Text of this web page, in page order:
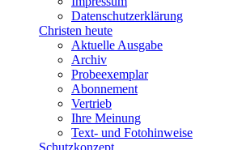
Datenschutzerklärung
Christen heute
Aktuelle Ausgabe
Archiv
Probeexemplar
Abonnement
Vertrieb
Ihre Meinung
Text- und Fotohinweise
Schutzkonzept